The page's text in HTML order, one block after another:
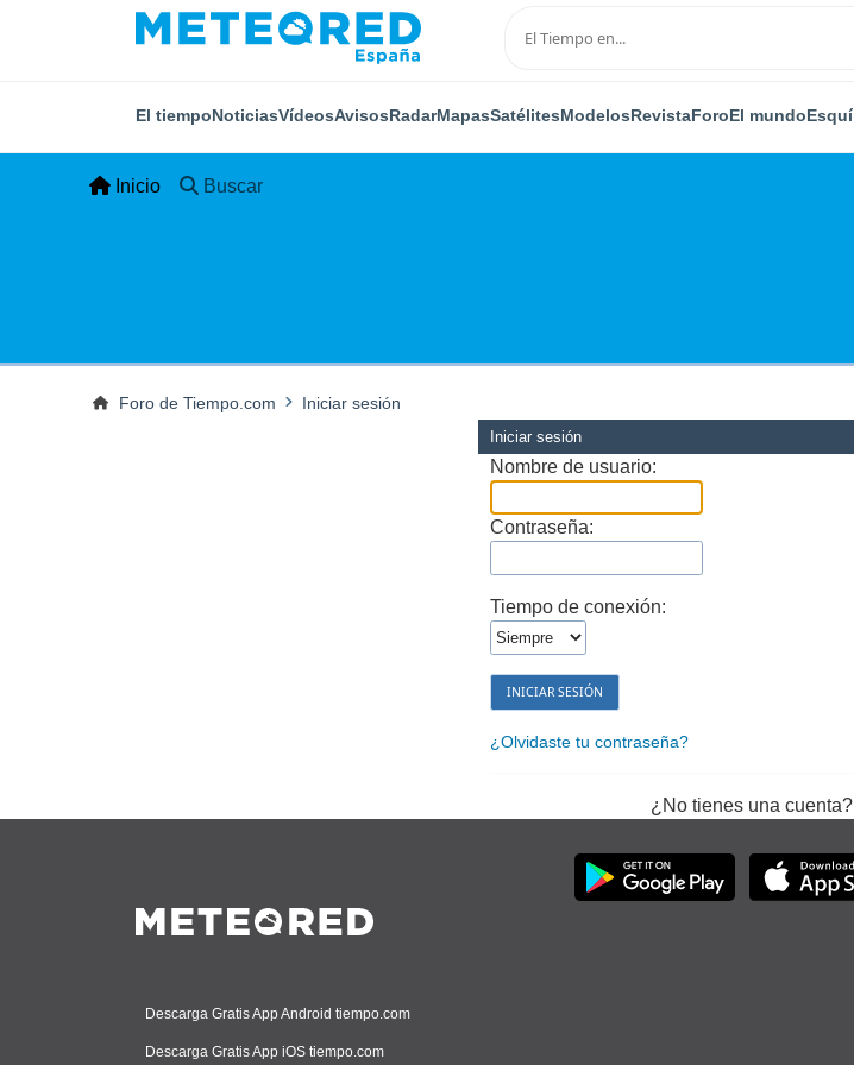
El tiempoNoticiasVídeosAvisosRadarMapasSatélitesModelosRevistaForoEl mundoEsquí
Inicio Buscar
Foro de Tiempo.com Iniciar sesión
Iniciar sesión
Nombre de usuario:
Contraseña:
Tiempo de conexión:
¿Olvidaste tu contraseña?
¿No tienes una cuenta?
Descarga Gratis App Android tiempo.com
Descarga Gratis App iOS tiempo.com